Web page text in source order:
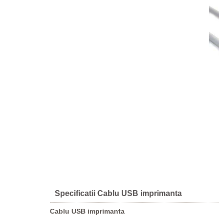
Specificatii Cablu USB imprimanta
Cablu USB imprimanta